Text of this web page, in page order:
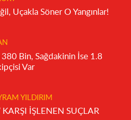
Uçakla Söner O Yangınlar!
Bin, Sağdakinin İse 1.8
Var
YILDIRIM
KARŞI İŞLENEN SUÇLAR